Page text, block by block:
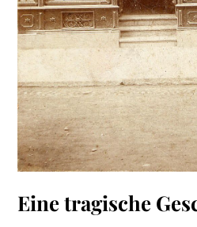
Eine tragische